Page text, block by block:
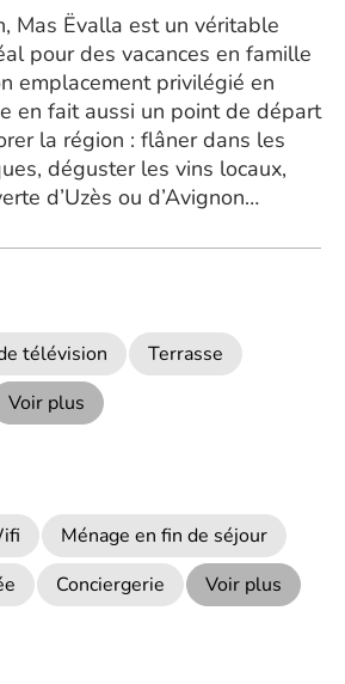
Mas Ëvalla est un véritable
pour des vacances en famille
emplacement privilégié en
en fait aussi un point de départ
la région : flâner dans les
déguster les vins locaux,
d’Uzès ou d’Avignon…
télévision
Terrasse
Voir plus
Ménage en fin de séjour
Conciergerie Voir plus